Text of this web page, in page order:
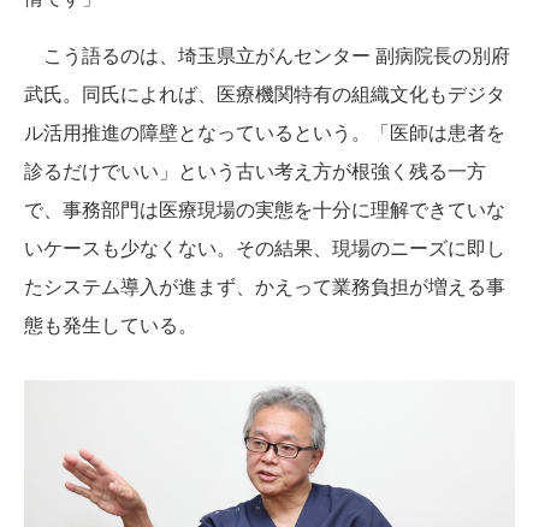
こう語るのは、埼玉県立がんセンター 副病院長の別府
武氏。同氏によれば、医療機関特有の組織文化もデジタ
ル活用推進の障壁となっているという。「医師は患者を
診るだけでいい」という古い考え方が根強く残る一方
で、事務部門は医療現場の実態を十分に理解できていな
いケースも少なくない。その結果、現場のニーズに即し
たシステム導入が進まず、かえって業務負担が増える事
態も発生している。